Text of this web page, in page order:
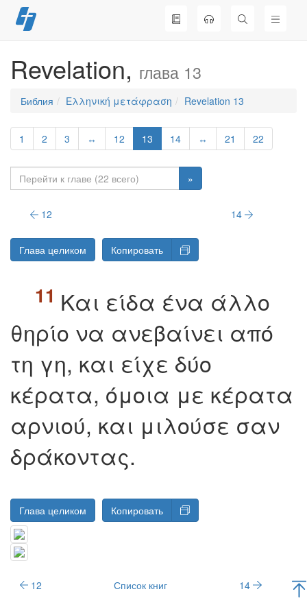
Перейти
к
Revelation, глава 13
Библия Ελληνική μετάφραση Revelation 13
1 2 3 ↔ 12 13 14 ↔ 21 22
»
12 14
Глава целиком Копировать
Kαι είδα ένα άλλο
θηρίο να ανεβαίνει από
τη γη, και είχε δύο
κέρατα, όμοια με κέρατα
αρνιού, και μιλούσε σαν
δράκοντας.
Глава целиком Копировать
12 Список книг 14